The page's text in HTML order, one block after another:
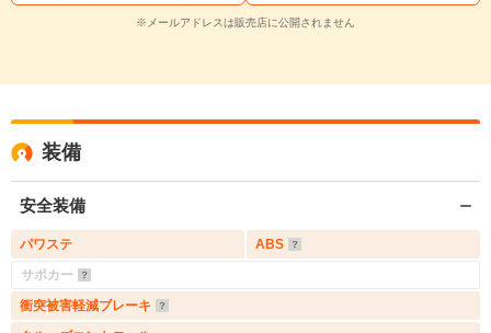
※メールアドレスは販売店に公開されません
装備
安全装備
パワステ
ABS
サポカー
衝突被害軽減ブレーキ